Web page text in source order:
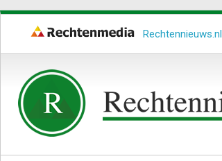
Rechtennieuws.nl